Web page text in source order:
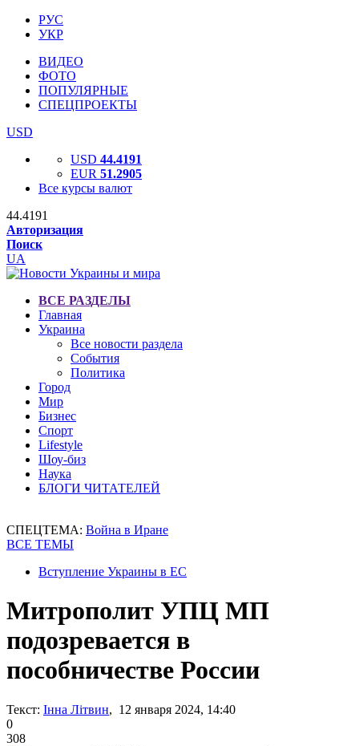
РУС
УКР
ВИДЕО
ФОТО
ПОПУЛЯРНЫЕ
СПЕЦПРОЕКТЫ
USD
USD 44.4191
EUR 51.2905
Все курсы валют
44.4191
Авторизация
Поиск
UA
ВСЕ РАЗДЕЛЫ
Главная
Украина
Все новости раздела
События
Политика
Город
Мир
Бизнес
Спорт
Lifestyle
Шоу-биз
Наука
БЛОГИ ЧИТАТЕЛЕЙ
СПЕЦТЕМА: Война в Иране
ВСЕ ТЕМЫ
Вступление Украины в ЕС
Митрополит УПЦ МП
подозревается в
пособничестве России
Текст: Інна Літвин, 12 января 2024, 14:40
0
308